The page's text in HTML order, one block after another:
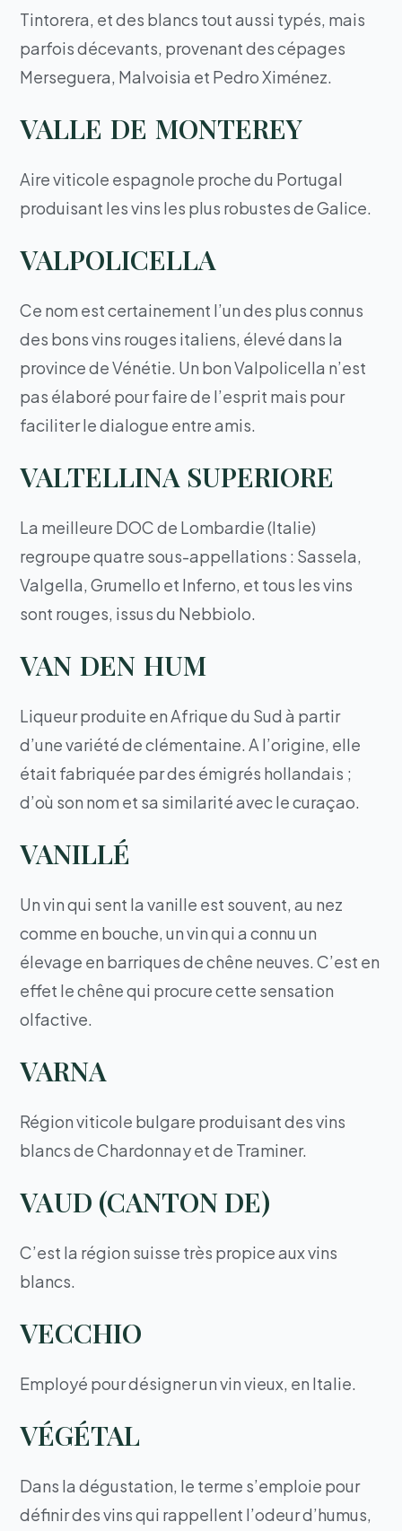
Tintorera, et des blancs tout aussi typés, mais
parfois décevants, provenant des cépages
Merseguera, Malvoisia et Pedro Ximénez.
VALLE DE MONTEREY
Aire viticole espagnole proche du Portugal
produisant les vins les plus robustes de Galice.
VALPOLICELLA
Ce nom est certainement l’un des plus connus
des bons vins rouges italiens, élevé dans la
province de Vénétie. Un bon Valpolicella n’est
pas élaboré pour faire de l’esprit mais pour
faciliter le dialogue entre amis.
VALTELLINA SUPERIORE
La meilleure DOC de Lombardie (Italie)
regroupe quatre sous-appellations : Sassela,
Valgella, Grumello et Inferno, et tous les vins
sont rouges, issus du Nebbiolo.
VAN DEN HUM
Liqueur produite en Afrique du Sud à partir
d’une variété de clémentaine. A l’origine, elle
était fabriquée par des émigrés hollandais ;
d’où son nom et sa similarité avec le curaçao.
VANILLÉ
Un vin qui sent la vanille est souvent, au nez
comme en bouche, un vin qui a connu un
élevage en barriques de chêne neuves. C’est en
effet le chêne qui procure cette sensation
olfactive.
VARNA
Région viticole bulgare produisant des vins
blancs de Chardonnay et de Traminer.
VAUD (CANTON DE)
C’est la région suisse très propice aux vins
blancs.
VECCHIO
Employé pour désigner un vin vieux, en Italie.
VÉGÉTAL
Dans la dégustation, le terme s’emploie pour
définir des vins qui rappellent l’odeur d’humus,